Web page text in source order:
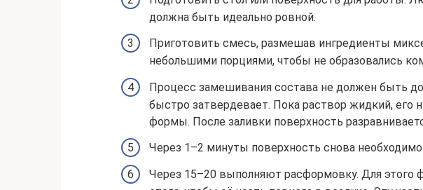
должна быть идеально ровной.
Приготовить смесь, размешав ингредиенты
небольшими порциями, чтобы не образовались
Процесс замешивания состава не должен быть
быстро затвердевает. Пока раствор жидкий, его
формы. После заливки поверхность
Через 1–2 минуты поверхность снова
Через 15–20 выполняют расформовку. Для этого